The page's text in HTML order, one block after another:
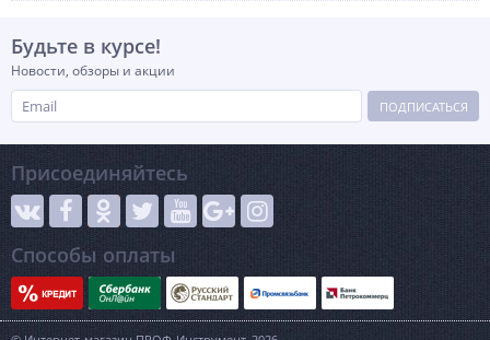
Будьте в курсе!
Новости, обзоры и акции
ПОДПИСАТЬСЯ
Присоединяйтесь
Способы оплаты